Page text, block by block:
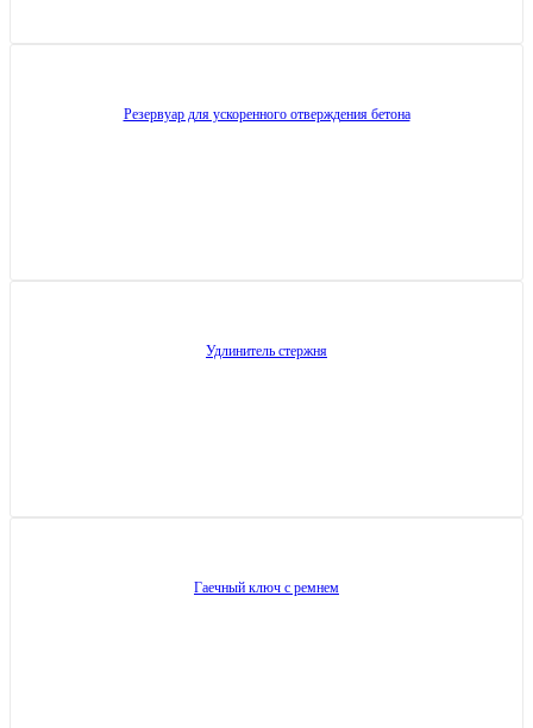
Резервуар для ускоренного отверждения бетона
Удлинитель стержня
Гаечный ключ с ремнем